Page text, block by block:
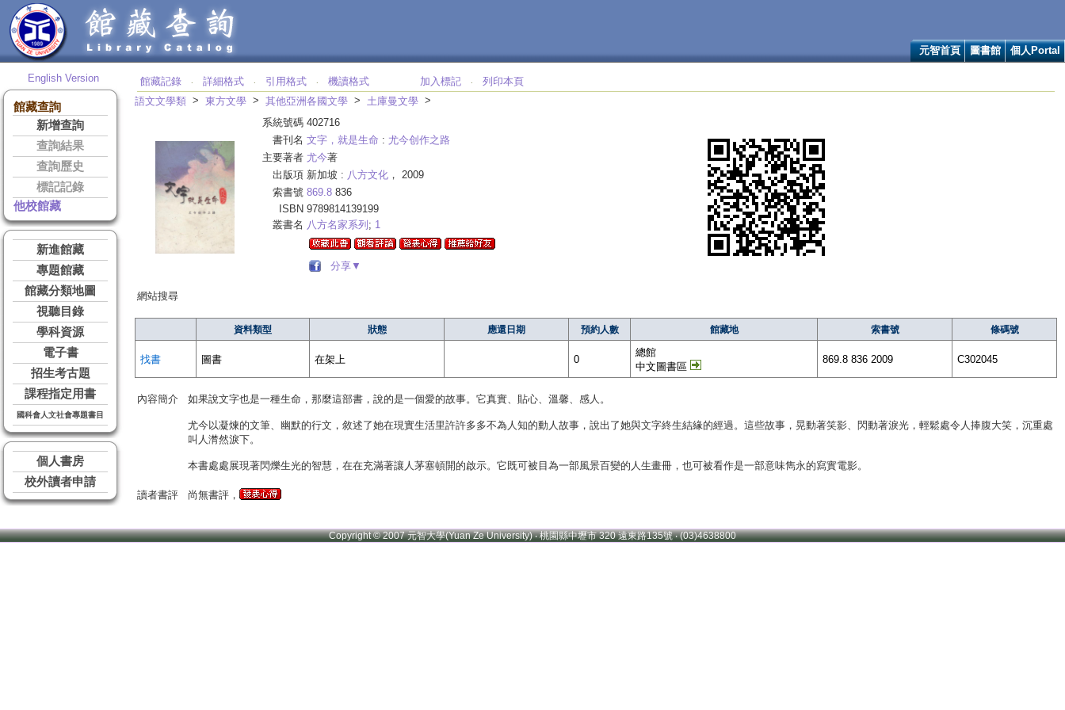
元智首頁 圖書館 個人Portal
English Version
館藏查詢
新增查詢
查詢結果
查詢歷史
標記記錄
他校館藏
新進館藏
專題館藏
館藏分類地圖
視聽目錄
學科資源
電子書
招生考古題
課程指定用書
國科會人文社會專題書目
個人書房
校外讀者申請
館藏記錄 ‧ 詳細格式 ‧ 引用格式 ‧ 機讀格式 加入標記 ‧
列印本頁
語文文學類 > 東方文學 > 其他亞洲各國文學 > 土庫曼文學 >
系統號碼 402716
書刊名 文字，就是生命 : 尤今创作之路
主要著者 尤今著
出版項 新加坡 : 八方文化 ， 2009
索書號 869.8 836
ISBN 9789814139199
叢書名 八方名家系列 ; 1
分享▼
網站搜尋
資料類型 狀態 應還日期 預約人數 館藏地 索書號 條碼號
找書 圖書 在架上 0
總館
中文圖書區
869.8 836 2009 C302045
內容簡介 如果說文字也是一種生命，那麼這部書，說的是一個愛的故事。它真實、貼心、溫馨、感人。
尤今以凝煉的文筆、幽默的行文，敘述了她在現實生活里許許多多不為人知的動人故事，說出了她與文字終生結緣的經過。這些故事，晃動著笑影、閃動著淚光，輕鬆處令人捧腹大笑，沉重處
叫人潸然淚下。
本書處處展現著閃爍生光的智慧，在在充滿著讓人茅塞頓開的啟示。它既可被目為一部風景百變的人生畫冊，也可被看作是一部意味雋永的寫實電影。
讀者書評 尚無書評，
Copyright © 2007 元智大學(Yuan Ze University) ‧ 桃園縣中壢市 320 遠東路135號 ‧ (03)4638800